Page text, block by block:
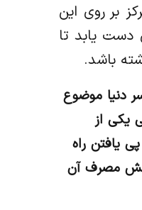
بر روی این
دست یابد تا
باشد.
دنیا موضوع
یکی از
یافتن راه
مصرف آن